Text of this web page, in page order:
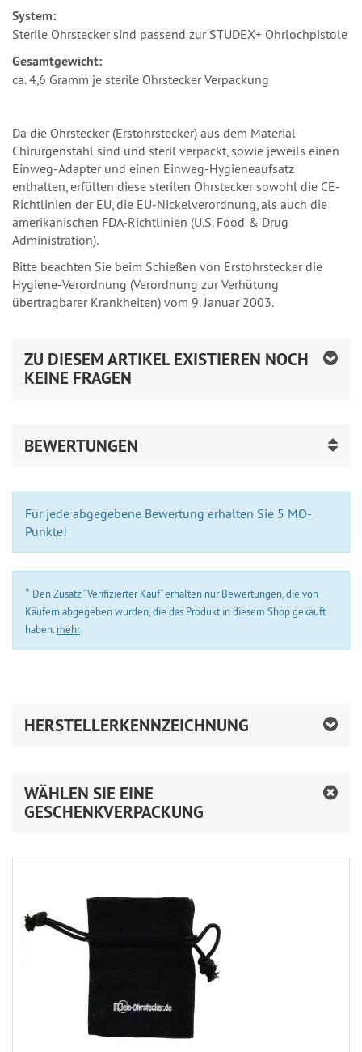
System:
Sterile Ohrstecker sind passend zur STUDEX+ Ohrlochpistole
Gesamtgewicht:
ca. 4,6 Gramm je sterile Ohrstecker Verpackung
Da die Ohrstecker (Erstohrstecker) aus dem Material
Chirurgenstahl sind und steril verpackt, sowie jeweils einen
Einweg-Adapter und einen Einweg-Hygieneaufsatz
enthalten, erfüllen diese sterilen Ohrstecker sowohl die CE-
Richtlinien der EU, die EU-Nickelverordnung, als auch die
amerikanischen FDA-Richtlinien (U.S. Food & Drug
Administration).
Bitte beachten Sie beim Schießen von Erstohrstecker die
Hygiene-Verordnung (Verordnung zur Verhütung
übertragbarer Krankheiten) vom 9. Januar 2003.
ZU DIESEM ARTIKEL EXISTIEREN NOCH
KEINE FRAGEN
BEWERTUNGEN
Für jede abgegebene Bewertung erhalten Sie 5 MO-
Punkte!
* Den Zusatz “Verifizierter Kauf” erhalten nur Bewertungen, die von
Käufern abgegeben wurden, die das Produkt in diesem Shop gekauft
haben. mehr
HERSTELLERKENNZEICHNUNG
WÄHLEN SIE EINE
GESCHENKVERPACKUNG